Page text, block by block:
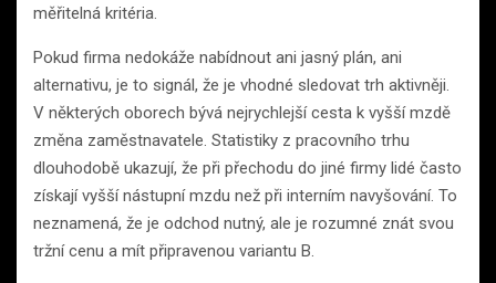
měřitelná kritéria.
Pokud firma nedokáže nabídnout ani jasný plán, ani
alternativu, je to signál, že je vhodné sledovat trh aktivněji.
V některých oborech bývá nejrychlejší cesta k vyšší mzdě
změna zaměstnavatele. Statistiky z pracovního trhu
dlouhodobě ukazují, že při přechodu do jiné firmy lidé často
získají vyšší nástupní mzdu než při interním navyšování. To
neznamená, že je odchod nutný, ale je rozumné znát svou
tržní cenu a mít připravenou variantu B.